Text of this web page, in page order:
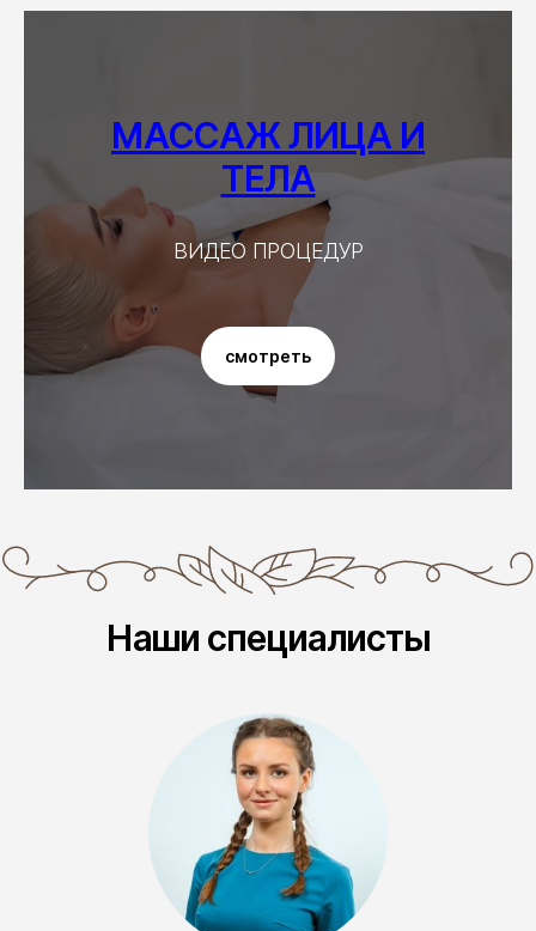
МАССАЖ ЛИЦА И
ТЕЛА
ВИДЕО ПРОЦЕДУР
смотреть
Наши специалисты